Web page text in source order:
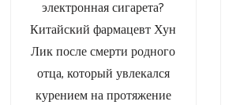
электронная сигарета?
Китайский фармацевт Хун
Лик после смерти родного
отца, который увлекался
курением на протяжение